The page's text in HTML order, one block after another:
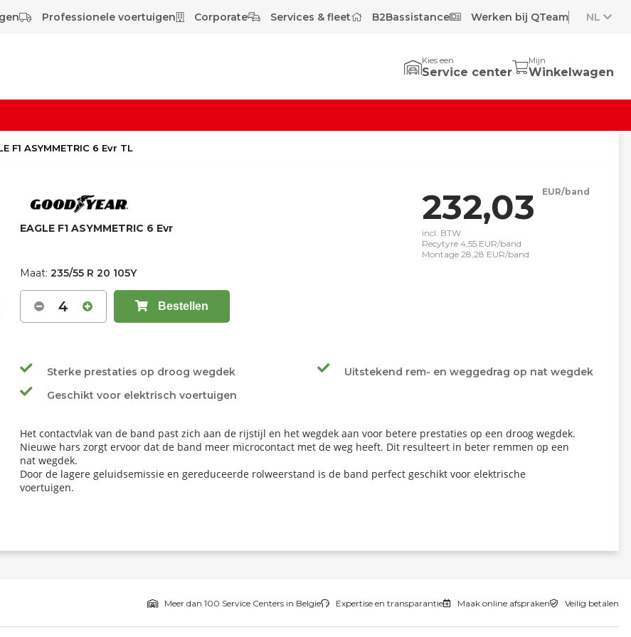
Professionele voertuigen Corporate Services & fleet B2Bassistance Werken bij QTeam NL
Kies een
Service center
Mijn
Winkelwagen
F1 ASYMMETRIC 6 Evr TL
EAGLE F1 ASYMMETRIC 6 Evr
232,03 EUR/band
incl. BTW
Recytyre 4,55 EUR/band
Montage 28,28 EUR/band
Maat:235/55 R 20 105Y
4 Bestellen
Sterke prestaties op droog wegdek
Uitstekend rem- en weggedrag op nat wegdek
Geschikt voor elektrisch voertuigen
Het contactvlak van de band past zich aan de rijstijl en het wegdek aan voor betere prestaties op een droog wegdek.
Nieuwe hars zorgt ervoor dat de band meer microcontact met de weg heeft. Dit resulteert in beter remmen op een
nat wegdek.
Door de lagere geluidsemissie en gereduceerde rolweerstand is de band perfect geschikt voor elektrische
voertuigen.
Meer dan 100 Service Centers in Belgie Expertise en transparantie Maak online afspraken Veilig betalen